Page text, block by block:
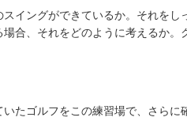
イングができているか。それを
合、それをどのように考えるか
たゴルフをこの練習場で、さらに